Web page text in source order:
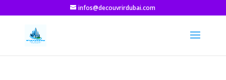
infos@decouvrirdubai.com